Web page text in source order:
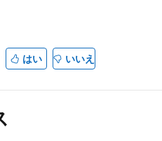
はい いいえ